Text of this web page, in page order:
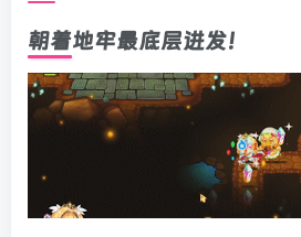
朝着地牢最底层进发！